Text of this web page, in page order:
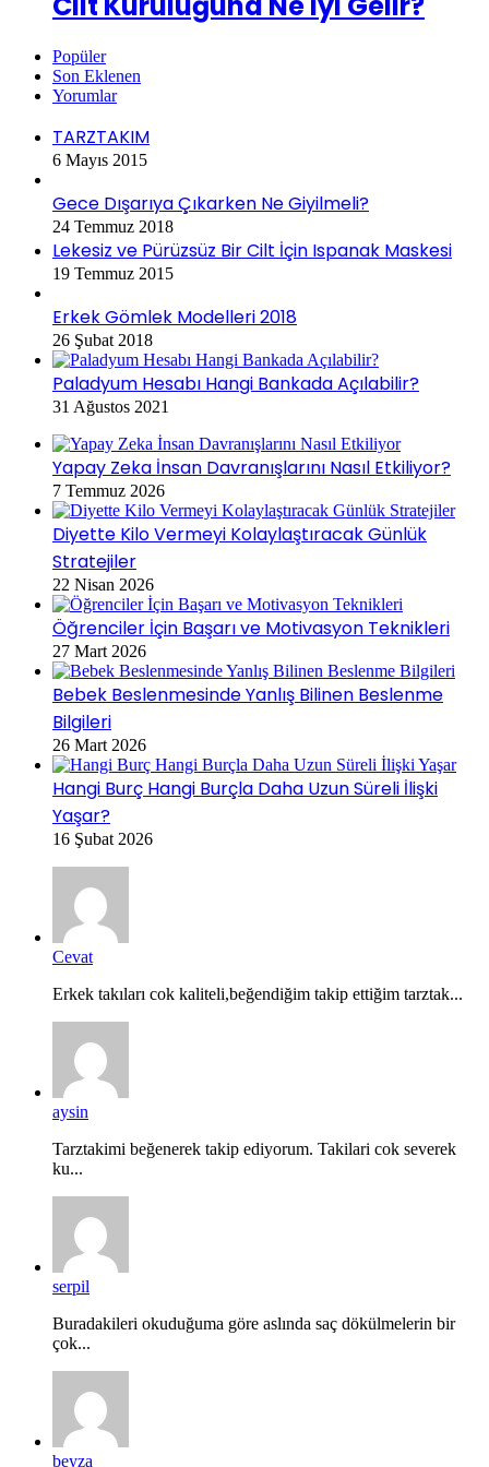
Popüler
Son Eklenen
Yorumlar
TARZTAKIM
6 Mayıs 2015
Gece Dışarıya Çıkarken Ne Giyilmeli?
24 Temmuz 2018
Lekesiz ve Pürüzsüz Bir Cilt İçin Ispanak Maskesi
19 Temmuz 2015
Erkek Gömlek Modelleri 2018
26 Şubat 2018
Paladyum Hesabı Hangi Bankada Açılabilir?
31 Ağustos 2021
Yapay Zeka İnsan Davranışlarını Nasıl Etkiliyor?
7 Temmuz 2026
Diyette Kilo Vermeyi Kolaylaştıracak Günlük
Stratejiler
22 Nisan 2026
Öğrenciler İçin Başarı ve Motivasyon Teknikleri
27 Mart 2026
Bebek Beslenmesinde Yanlış Bilinen Beslenme
Bilgileri
26 Mart 2026
Hangi Burç Hangi Burçla Daha Uzun Süreli İlişki
Yaşar?
16 Şubat 2026
Cevat
Erkek takıları cok kaliteli,beğendiğim takip ettiğim tarztak...
aysin
Tarztakimi beğenerek takip ediyorum. Takilari cok severek
ku...
serpil
Buradakileri okuduğuma göre aslında saç dökülmelerin bir
çok...
beyza